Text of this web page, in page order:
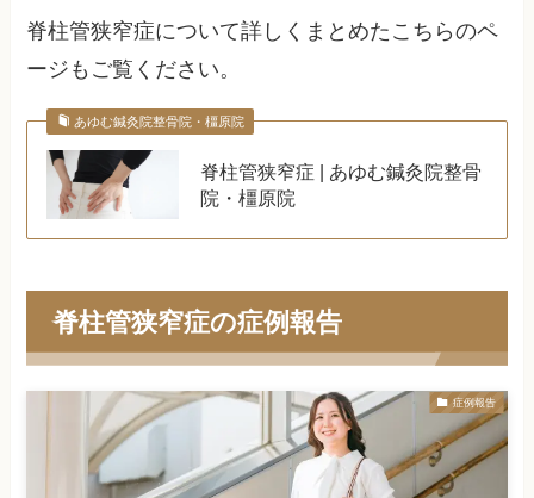
脊柱管狭窄症について詳しくまとめたこちらのペ
ージもご覧ください。
あゆむ鍼灸院整骨院・橿原院
脊柱管狭窄症 | あゆむ鍼灸院整骨
院・橿原院
脊柱管狭窄症の症例報告
症例報告